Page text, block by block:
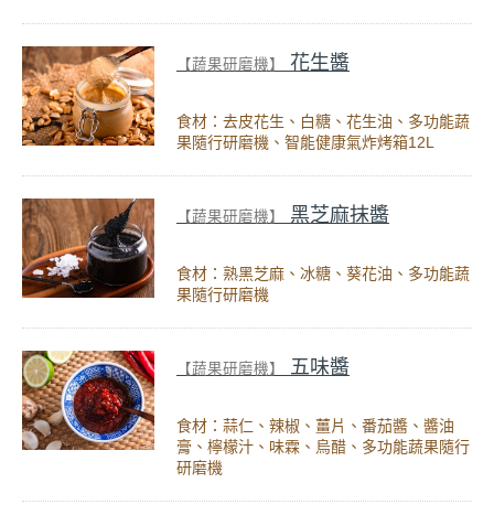
【蔬果研磨機】 花生醬
食材：去皮花生、白糖、花生油、多功能蔬
果隨行研磨機、智能健康氣炸烤箱12L
【蔬果研磨機】 黑芝麻抹醬
食材：熟黑芝麻、冰糖、葵花油、多功能蔬
果隨行研磨機
【蔬果研磨機】 五味醬
食材：蒜仁、辣椒、薑片、番茄醬、醬油
膏、檸檬汁、味霖、烏醋、多功能蔬果隨行
研磨機